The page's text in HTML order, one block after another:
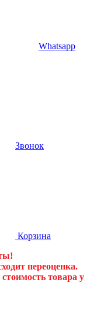
Whatsapp
Звонок
Корзина
переоценка.
товара у